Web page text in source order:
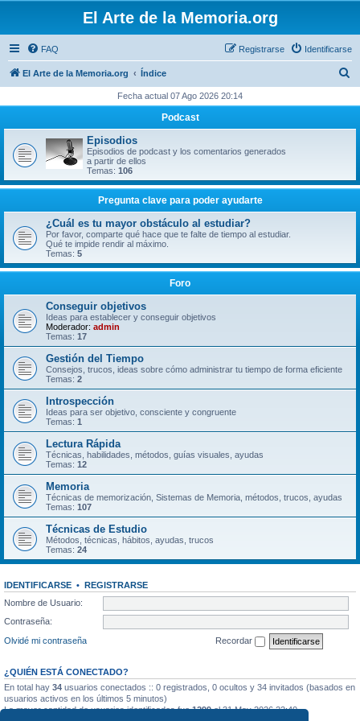
El Arte de la Memoria.org
FAQ Identificarse
Registrarse
El Arte de la Memoria.org Índice
c
Fecha actual 07 Ago 2026 20:14
Podcast
Episodios
Episodios de podcast y los comentarios generados
a partir de ellos
Temas: 106
Pregunta clave para poder ayudarte
¿Cuál es tu mayor obstáculo al estudiar?
Por favor, comparte qué hace que te falte de tiempo al estudiar.
Qué te impide rendir al máximo.
Temas: 5
Foro
Conseguir objetivos
Ideas para establecer y conseguir objetivos
Moderador: admin
Temas: 17
Gestión del Tiempo
Consejos, trucos, ideas sobre cómo administrar tu tiempo de forma eficiente
Temas: 2
Introspección
Ideas para ser objetivo, consciente y congruente
Temas: 1
Lectura Rápida
Técnicas, habilidades, métodos, guías visuales, ayudas
Temas: 12
Memoria
Técnicas de memorización, Sistemas de Memoria, métodos, trucos, ayudas
Temas: 107
Técnicas de Estudio
Métodos, técnicas, hábitos, ayudas, trucos
Temas: 24
IDENTIFICARSE • REGISTRARSE
Nombre de Usuario:
Contraseña:
Olvidé mi contraseña
Recordar
¿QUIÉN ESTÁ CONECTADO?
En total hay 34 usuarios conectados :: 0 registrados, 0 ocultos y 34 invitados (basados en
usuarios activos en los últimos 5 minutos)
La mayor cantidad de usuarios identificados fue1299el 31 May 2026 22:40